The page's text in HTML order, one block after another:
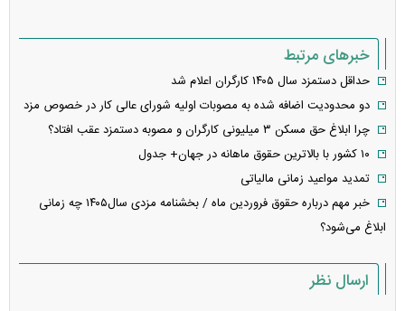
خبرهای مرتبط
حداقل دستمزد سال ۱۴۰۵ کارگران اعلام شد
دو محدودیت اضافه شده به مصوبات اولیه شورای عالی کار در خصوص مزد
چرا ابلاغ حق مسکن ۳ میلیونی کارگران و مصوبه دستمزد عقب افتاد؟
۱۰ کشور با بالاترین حقوق ماهانه در جهان+ جدول
تمدید مواعید زمانی مالیاتی
خبر مهم درباره حقوق فروردین ماه / بخشنامه مزدی سال۱۴۰۵ چه زمانی
ابلاغ می‌شود؟
ارسال نظر